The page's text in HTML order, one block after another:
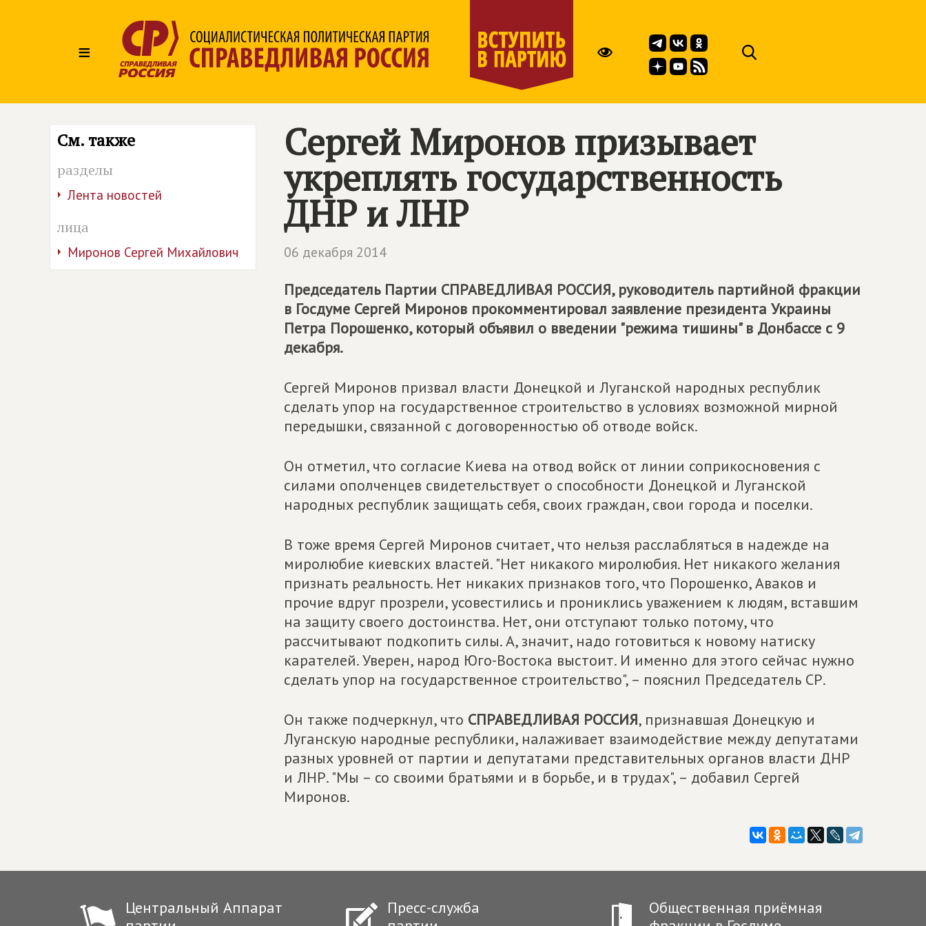
≡
См. также
разделы
Лента новостей
лица
Миронов Сергей Михайлович
Сергей Миронов призывает
укреплять государственность
ДНР и ЛНР
06 декабря 2014
Председатель Партии СПРАВЕДЛИВАЯ РОССИЯ, руководитель партийной фракции
в Госдуме Сергей Миронов прокомментировал заявление президента Украины
Петра Порошенко, который объявил о введении "режима тишины" в Донбассе с 9
декабря.
Сергей Миронов призвал власти Донецкой и Луганской народных республик
сделать упор на государственное строительство в условиях возможной мирной
передышки, связанной с договоренностью об отводе войск.
Он отметил, что согласие Киева на отвод войск от линии соприкосновения с
силами ополченцев свидетельствует о способности Донецкой и Луганской
народных республик защищать себя, своих граждан, свои города и поселки.
В тоже время Сергей Миронов считает, что нельзя расслабляться в надежде на
миролюбие киевских властей. "Нет никакого миролюбия. Нет никакого желания
признать реальность. Нет никаких признаков того, что Порошенко, Аваков и
прочие вдруг прозрели, усовестились и прониклись уважением к людям, вставшим
на защиту своего достоинства. Нет, они отступают только потому, что
рассчитывают подкопить силы. А, значит, надо готовиться к новому натиску
карателей. Уверен, народ Юго-Востока выстоит. И именно для этого сейчас нужно
сделать упор на государственное строительство", – пояснил Председатель СР.
Он также подчеркнул, что СПРАВЕДЛИВАЯ РОССИЯ, признавшая Донецкую и
Луганскую народные республики, налаживает взаимодействие между депутатами
разных уровней от партии и депутатами представительных органов власти ДНР
и ЛНР. "Мы – со своими братьями и в борьбе, и в трудах", – добавил Сергей
Миронов.
Центральный Аппарат
Пресс-служба
Общественная приёмная